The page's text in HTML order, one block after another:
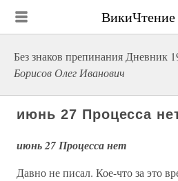
ВикиЧтение
Без знаков препинания Дневник
Борисов Олег Иванович
июнь 27 Процесса
июнь 27 Процесса нет
Давно не писал. Кое-что за это